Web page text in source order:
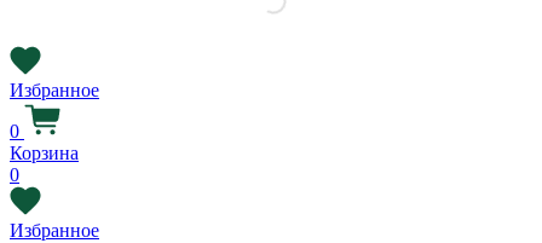
Избранное
0
Корзина
0
Избранное